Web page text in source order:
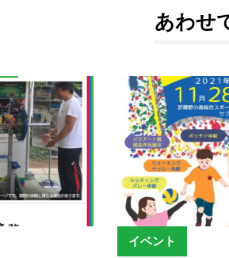
あわせ
イベント